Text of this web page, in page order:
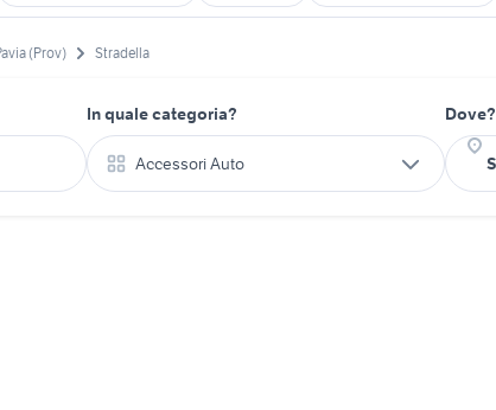
(Prov) Stradella
In quale categoria?
Accessori Auto
Dove?